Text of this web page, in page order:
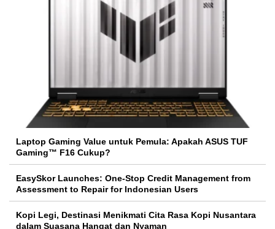
Laptop Gaming Value untuk Pemula: Apakah ASUS TUF
Gaming™ F16 Cukup?
EasySkor Launches: One-Stop Credit Management from
Assessment to Repair for Indonesian Users
Kopi Legi, Destinasi Menikmati Cita Rasa Kopi Nusantara
dalam Suasana Hangat dan Nyaman